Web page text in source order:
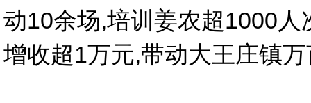
动10余场,培训姜农超1000
增收超1万元,带动大王庄镇